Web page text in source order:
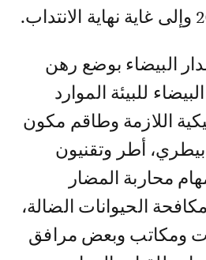
البيضاء بوضع رهن
للبيئة الموارد
اللازمة وطاقم مكون
أطر وتقنيون
محاربة المضار
الحيوانات الضالة،
ومكاتب وبعض مرافق